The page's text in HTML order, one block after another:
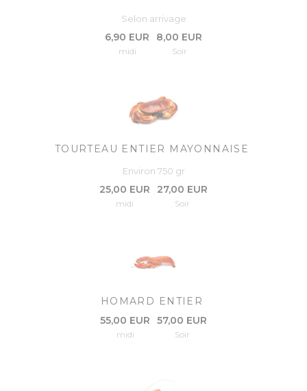
Selon arrivage
6,90 EUR
midi
8,00 EUR
Soir
TOURTEAU ENTIER MAYONNAISE
Environ 750 gr
25,00 EUR
midi
27,00 EUR
Soir
HOMARD ENTIER
55,00 EUR
midi
57,00 EUR
Soir